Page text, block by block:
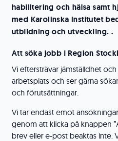
habilitering och hälsa samt
med Karolinska Institutet
utbildning och utveckling. .
Att söka jobb i Region
Vi eftersträvar jämställdhet
arbetsplats och ser gärna
och förutsättningar.
Vi tar endast emot
genom att klicka på knappen
brev eller e-post beaktas inte.